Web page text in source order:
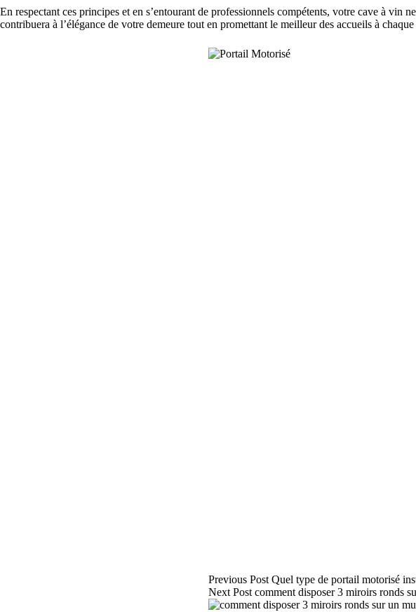
En respectant ces principes et en s’entourant de professionnels compétents, votre cave à vin
contribuera à l’élégance de votre demeure tout en promettant le meilleur des accueils à
Previous Post Quel type de portail motorisé
Next Post comment disposer 3 miroirs ronds